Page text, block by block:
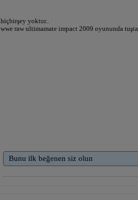
hiçbirşey yoktur..
wwe raw ultimamate impact 2009 oyununda
Bunu ilk beğenen siz olun